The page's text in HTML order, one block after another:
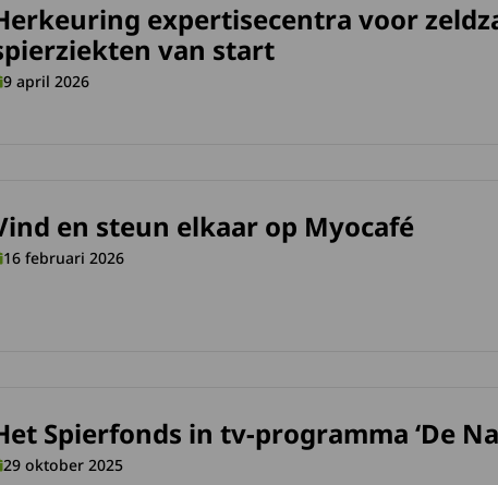
expertisecentra voor
van start
9 april 2026
voor zeldzame spierziekten van start .
en steun elkaar op Myocafé
16 februari 2026
elkaar op Myocafé.
Spierfonds in tv-programma ‘De
29 oktober 2025
in tv-programma ‘De Nalatenschap’.